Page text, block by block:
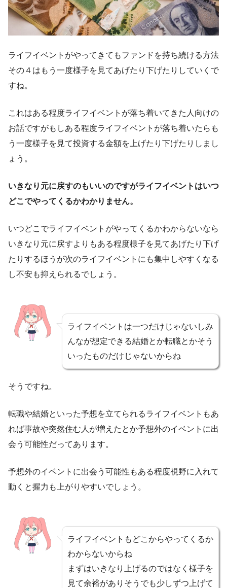
ライフイベントがやってきてもファンドを持ち続ける方法
その４はもう一度様子を見てあげたり下げたりしていくで
すね。
これはある程度ライフイベントが落ち着いてきた人向けの
お話ですがもしある程度ライフイベントが落ち着いたらも
う一度様子を見て投資する金額を上げたり下げたりしまし
ょう。
いきなり元に戻すのもいいのですがライフイベントはいつ
どこでやってくるかわかりません。
いつどこでライフイベントがやってくるかわからないなら
いきなり元に戻すよりもある程度様子を見てあげたり下げ
たりするほうが次のライフイベントにも集中しやすくなる
し不安も抑えられるでしょう。
ライフイベントは一つだけじゃないしみ
んなが想定できる結婚とか転職とかそう
いったものだけじゃないからね
そうですね。
転職や結婚といった予想を立てられるライフイベントもあ
れば事故や突然住む人が増えたとか予想外のイベントに出
会う可能性だってあります。
予想外のイベントに出会う可能性もある程度視野に入れて
動くと握力も上がりやすいでしょう。
ライフイベントもどこからやってくるか
わからないからね
まずはいきなり上げるのではなく様子を
見て余裕がありそうでも少しずつ上げて